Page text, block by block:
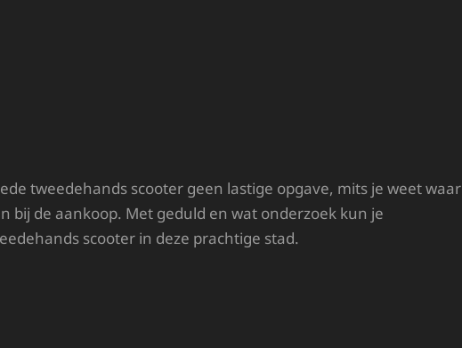
tweedehands scooter geen lastige opgave, mits je weet waar
bij de aankoop. Met geduld en wat onderzoek kun je
scooter in deze prachtige stad.